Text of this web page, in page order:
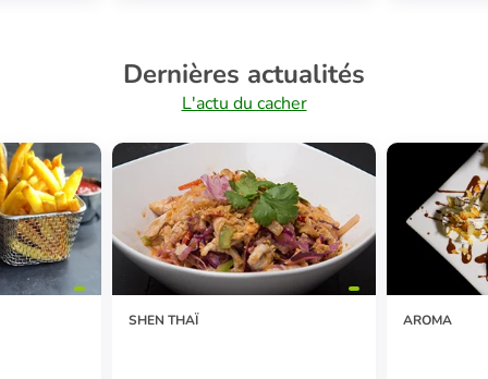
Dernières actualités
L'actu du cacher
SHEN THAÏ AROMA